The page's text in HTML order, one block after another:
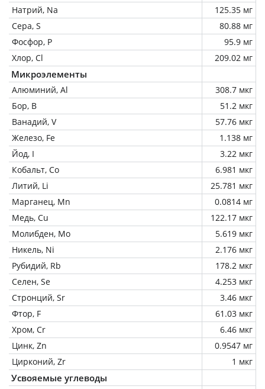
Натрий, Na
125.35 мг
Сера, S
80.88 мг
Фосфор, P
95.9 мг
Хлор, Cl
209.02 мг
Микроэлементы
Алюминий, Al
308.7 мкг
Бор, B
51.2 мкг
Ванадий, V
57.76 мкг
Железо, Fe
1.138 мг
Йод, I
3.22 мкг
Кобальт, Co
6.981 мкг
Литий, Li
25.781 мкг
Марганец, Mn
0.0814 мг
Медь, Cu
122.17 мкг
Молибден, Mo
5.619 мкг
Никель, Ni
2.176 мкг
Рубидий, Rb
178.2 мкг
Селен, Se
4.253 мкг
Стронций, Sr
3.46 мкг
Фтор, F
61.03 мкг
Хром, Cr
6.46 мкг
Цинк, Zn
0.9547 мг
Цирконий, Zr
1 мкг
Усвояемые углеводы